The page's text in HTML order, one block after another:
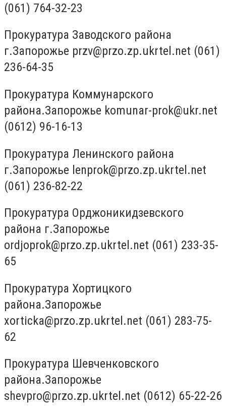
(061) 764-32-23
Прокуратура Заводского района
г.Запорожье przv@przo.zp.ukrtel.net (061)
236-64-35
Прокуратура Коммунарского
района.Запорожье komunar-prok@ukr.net
(0612) 96-16-13
Прокуратура Ленинского района
г.Запорожье lenprok@przo.zp.ukrtel.net
(061) 236-82-22
Прокуратура Орджоникидзевского
района г.Запорожье
ordjoprok@przo.zp.ukrtel.net (061) 233-35-
65
Прокуратура Хортицкого
района.Запорожье
xorticka@przo.zp.ukrtel.net (061) 283-75-
62
Прокуратура Шевченковского
района.Запорожье
shevpro@przo.zp.ukrtel.net (0612) 65-22-26